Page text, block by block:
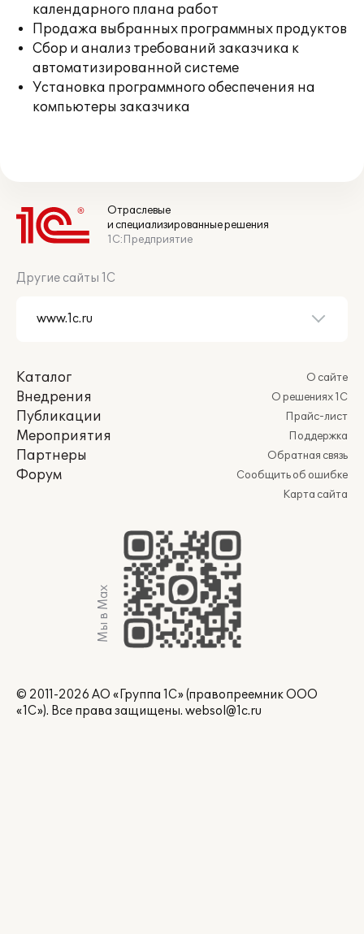
календарного плана работ
Продажа выбранных программных продуктов
Сбор и анализ требований заказчика к
автоматизированной системе
Установка программного обеспечения на
компьютеры заказчика
Отраслевые
и специализированные решения
1С:Предприятие
Другие сайты 1С
Каталог
Внедрения
Публикации
Мероприятия
Партнеры
Форум
О сайте
О решениях 1С
Прайс-лист
Поддержка
Обратная связь
Сообщить об ошибке
Карта сайта
Мы в Max
© 2011-2026 АО «Группа 1С» (правопреемник ООО
«1С»). Все права защищены. websol@1c.ru